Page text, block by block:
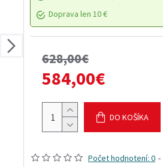
Doprava len 10 €
Počet hodnotení: 0 -
628,00€
584,00€
DO KOŠÍKA